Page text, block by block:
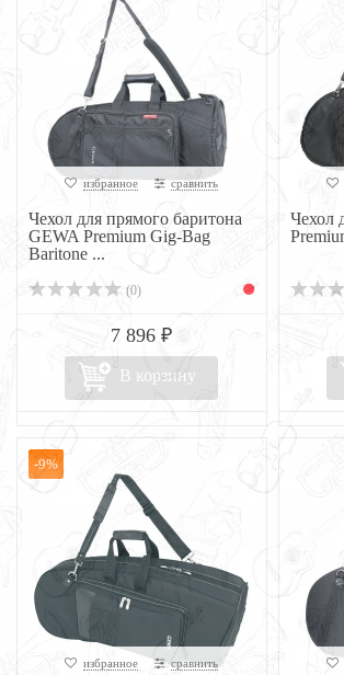
избранное сравнить
Чехол для прямого баритона
GEWA Premium Gig-Bag
Baritone ...
(0)
7 896 ₽
В корзину
Чехол
-9%
избранное сравнить